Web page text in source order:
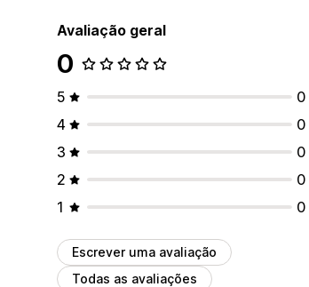
Avaliação geral
0
5
0
4
0
3
0
2
0
1
0
Escrever uma avaliação
Todas as avaliações